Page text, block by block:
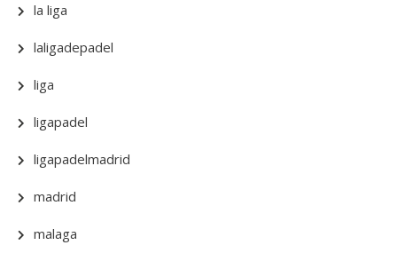
la liga
laligadepadel
liga
ligapadel
ligapadelmadrid
madrid
malaga